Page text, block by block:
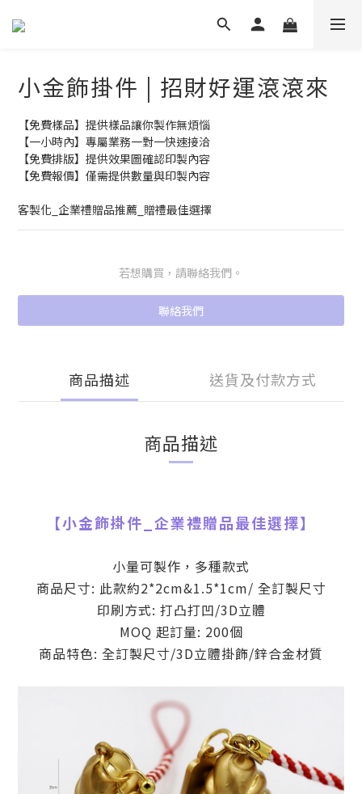
小金飾掛件 | 招財好運滾滾來
【免費樣品】提供樣品讓你製作無煩惱
【一小時內】專屬業務一對一快速接洽
【免費排版】提供效果圖確認印製內容
【免費報價】僅需提供數量與印製內容
客製化_企業禮贈品推薦_贈禮最佳選擇
若想購買，請聯絡我們。
聯絡我們
商品描述 送貨及付款方式
商品描述
【小金飾掛件 企業禮贈品最佳選擇】
小量可製作，多種款式
商品尺寸: 此款約2*2cm&1.5*1cm/ 全訂製尺寸
印刷方式: 打凸打凹/3D立體
MOQ 起訂量: 200個
商品特色: 全訂製尺寸/3D立體掛飾/鋅合金材質